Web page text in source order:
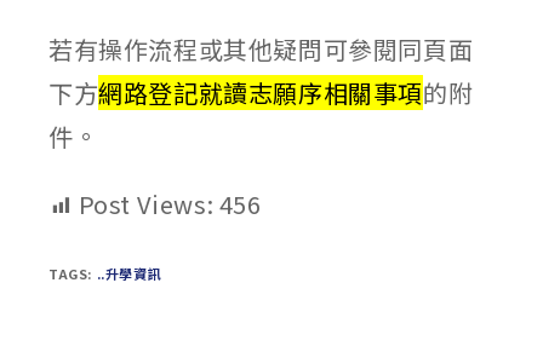
若有操作流程或其他疑問可參閱同頁面
下方網路登記就讀志願序相關事項的附
件。
Post Views: 456
TAGS: ..升學資訊